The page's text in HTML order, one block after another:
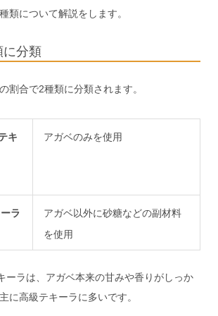
類について解説をします。
に分類
割合で2種類に分類されます。
キ
アガベのみを使用
ラ
アガベ以外に砂糖などの副材料
を使用
ーラは、アガベ本来の甘みや香りがしっか
に高級テキーラに多いです。